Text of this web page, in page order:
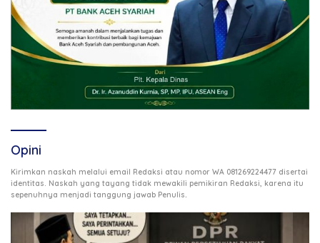
Opini
Kirimkan naskah melalui email Redaksi atau nomor WA 081269224477 disertai
identitas. Naskah yang tayang tidak mewakili pemikiran Redaksi, karena itu
sepenuhnya menjadi tanggung jawab Penulis